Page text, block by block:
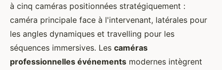
à cinq caméras positionnées stratégiquement :
caméra principale face à l'intervenant, latérales pour
les angles dynamiques et travelling pour les
séquences immersives. Les caméras
professionnelles événements modernes intègrent